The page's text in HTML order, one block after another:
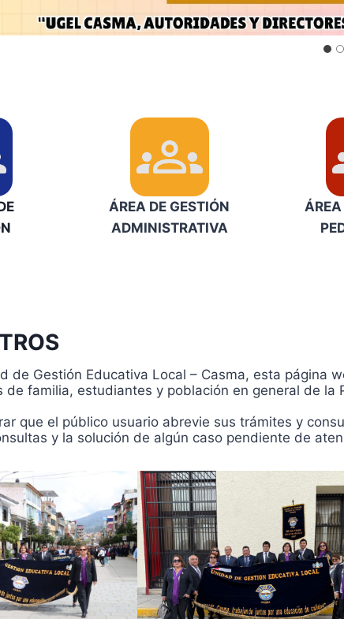
ÁREA DE GESTIÓN
ADMINISTRATIVA
ÁREA
de Gestión Educativa Local – Casma, esta
de familia, estudiantes y población en general de la
que el público usuario abrevie sus trámites y
y la solución de algún caso pendiente de